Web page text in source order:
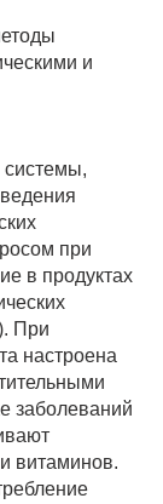
и
системы,
при
в продуктах
При
настроена
заболеваний
витаминов.